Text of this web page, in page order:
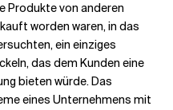
Produkte von anderen
worden waren, in das
ein einziges
das dem Kunden eine
bieten würde. Das
eines Unternehmens mit